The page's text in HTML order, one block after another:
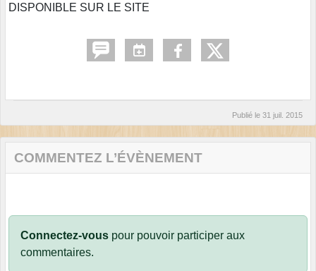
DISPONIBLE SUR LE SITE
Publié le 31 juil. 2015
COMMENTEZ L’ÉVÈNEMENT
Connectez-vous pour pouvoir participer aux
commentaires.